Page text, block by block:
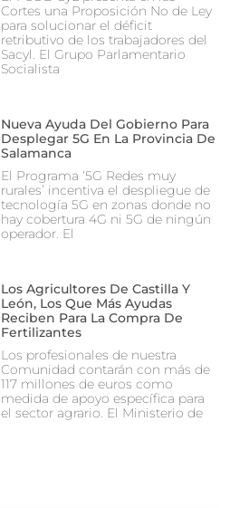
Cortes una Proposición No de Ley
para solucionar el déficit
retributivo de los trabajadores del
Sacyl. El Grupo Parlamentario
Socialista
Nueva Ayuda Del Gobierno Para
Desplegar 5G En La Provincia De
Salamanca
El Programa ‘5G Redes muy
rurales’ incentiva el despliegue de
tecnología 5G en zonas donde no
hay cobertura 4G ni 5G de ningún
operador. El
Los Agricultores De Castilla Y
León, Los Que Más Ayudas
Reciben Para La Compra De
Fertilizantes
Los profesionales de nuestra
Comunidad contarán con más de
117 millones de euros como
medida de apoyo específica para
el sector agrario. El Ministerio de